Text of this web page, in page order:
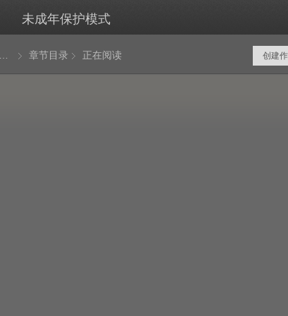
未成年保护模式
章节目录 正在阅读 创建